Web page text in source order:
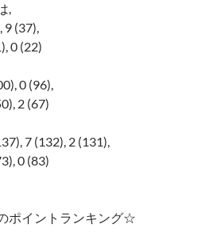
,
9 (37),
0 (22)
0 (96),
2 (67)
7 (132), 2 (131),
0 (83)
ポイントランキング☆